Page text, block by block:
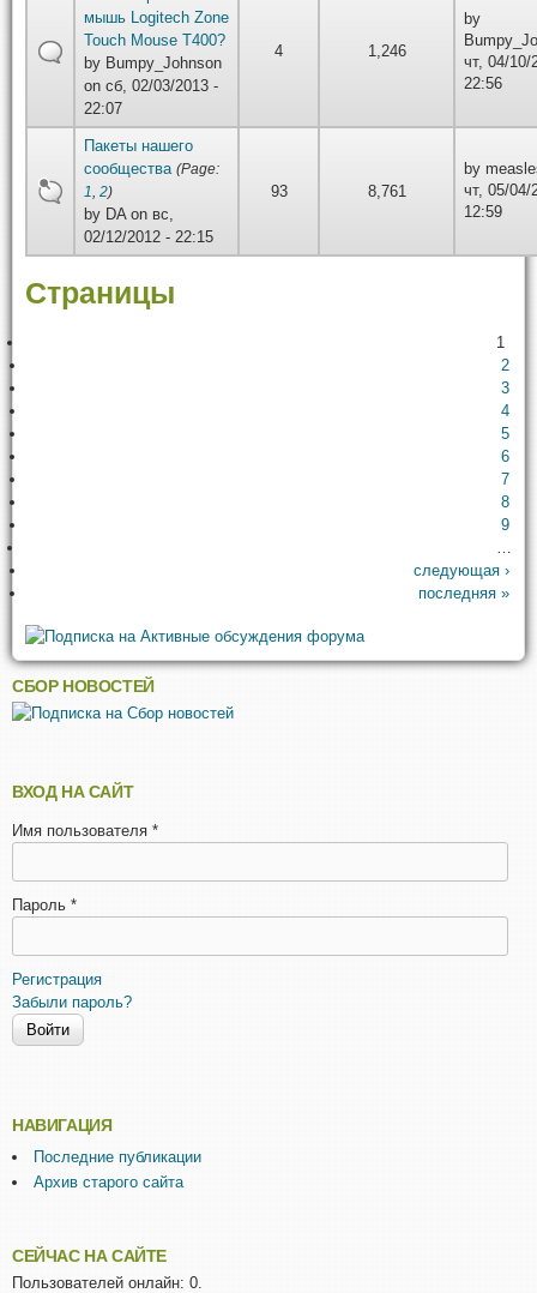
мышь Logitech Zone
Touch Mouse T400?
by Bumpy_Johnson
on сб, 02/03/2013 -
22:07
4 1,246
by
чт, 04/10/
22:56
Пакеты нашего
сообщества (Page:
1
2)
by DAon вс,
02/12/2012 - 22:15
93 8,761
by
чт, 05/04/
12:59
Страницы
1
2
3
4
5
6
7
8
9
…
следующая ›
последняя »
СБОР НОВОСТЕЙ
ВХОД НА САЙТ
Имя пользователя *
Пароль *
Регистрация
Забыли пароль?
НАВИГАЦИЯ
Последние публикации
Архив старого сайта
СЕЙЧАС НА САЙТЕ
Пользователей онлайн: 0.